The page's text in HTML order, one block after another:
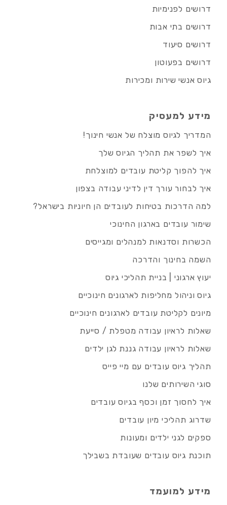
דרושים לפנימיות
דרושים בתי אבות
דרושים סיעוד
דרושים בפעוטון
גיוס אנשי שירות ומכירות
מידע למעסיק
המדריך לגיוס מוצלח של אנשי חינוך!
איך לשפר את תהליך הגיוס שלך
איך להפוך קליטת עובדים למוצלחת
איך לבחור עורך דין לדיני עבודה בצפון
למה הדרכות בטיחות לעובדים הן חיוניות בישראל?
שימור עובדים בארגון החינוכי
הכשרות וסדנאות למנהלים ומגייסים
השמה בחינוך והדרכה
יעוץ ארגוני | בניית תהליכי גיוס
גיוס וניהול מחליפות לארגונים חינוכיים
מיונים לקליטת עובדים לארגונים חינוכיים
שאלות לראיון עבודה מטפלת / סייעת
שאלות לראיון עבודה גננת לגן ילדים
תהליך גיוס עובדים עם מיי פייס
סוגי השירותים שלנו
איך לחסוך זמן וכסף בגיוס עובדים
שדרוג תהליכי מיון עובדים
ספקים לגני ילדים ומעונות
תוכנת גיוס עובדים שעובדת בשבילך
מידע למועמד